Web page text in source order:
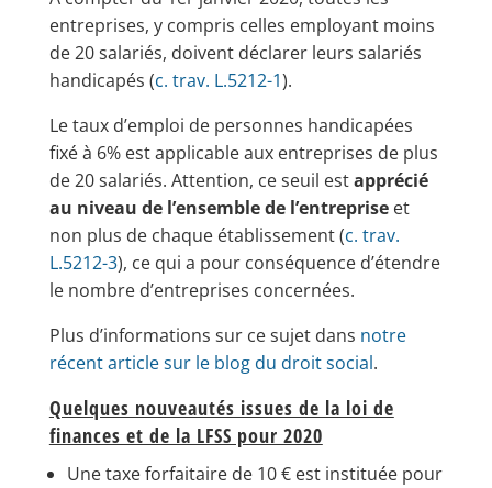
entreprises, y compris celles employant moins
de 20 salariés, doivent déclarer leurs salariés
handicapés (c. trav. L.5212-1).
Le taux d’emploi de personnes handicapées
fixé à 6% est applicable aux entreprises de plus
de 20 salariés. Attention, ce seuil estapprécié
au niveau de l’ensemble de l’entrepriseet
non plus de chaque établissement (c. trav.
L.5212-3), ce qui a pour conséquence d’étendre
le nombre d’entreprises concernées.
Plus d’informations sur ce sujet dans notre
récent article sur le blog du droit social.
Quelques nouveautés issues de la loi de
finances et de la LFSS pour 2020
Une taxe forfaitaire de 10 € est instituée pour